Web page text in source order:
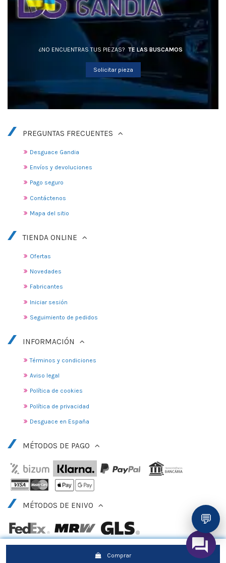
Comprar
¿NO ENCUENTRAS TUS PIEZAS? TE LAS BUSCAMOS
Solicitar pieza
PREGUNTAS FRECUENTES
Desguace Gandia
Envíos y devoluciones
Pago seguro
Contáctenos
Mapa del sitio
TIENDA ONLINE
Ofertas
Novedades
Fabricantes
Iniciar sesión
Seguimiento de pedidos
INFORMACIÓN
Términos y condiciones
Aviso legal
Política de cookies
Política de privacidad
Desguace en España
MÉTODOS DE PAGO
MÉTODOS DE ENIVO
💬